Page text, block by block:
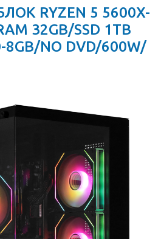
RYZEN 5 5600X-
32GB/SSD 1TB
8GB/NO DVD/600W/